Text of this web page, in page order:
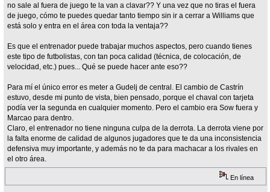
no sale al fuera de juego te la van a clavar?? Y una vez que no tiras el fuera
de juego, cómo te puedes quedar tanto tiempo sin ir a cerrar a Williams que
está solo y entra en el área con toda la ventaja??
Es que el entrenador puede trabajar muchos aspectos, pero cuando tienes
este tipo de futbolistas, con tan poca calidad (técnica, de colocación, de
velocidad, etc.) pues... Qué se puede hacer ante eso??
Para mí el único error es meter a Gudelj de central. El cambio de Castrín
estuvo, desde mi punto de vista, bien pensado, porque el chaval con tarjeta
podía ver la segunda en cualquier momento. Pero el cambio era Sow fuera y
Marcao para dentro.
Claro, el entrenador no tiene ninguna culpa de la derrota. La derrota viene por
la falta enorme de calidad de algunos jugadores que te da una inconsistencia
defensiva muy importante, y además no te da para machacar a los rivales en
el otro área.
En línea